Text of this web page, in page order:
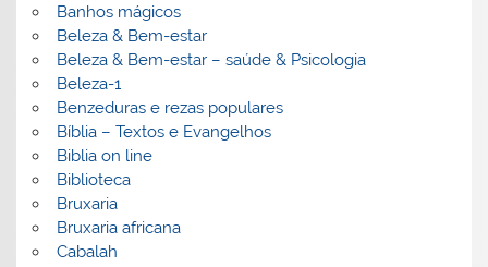
Banhos mágicos
Beleza & Bem-estar
Beleza & Bem-estar – saúde & Psicologia
Beleza-1
Benzeduras e rezas populares
Bíblia – Textos e Evangelhos
Biblia on line
Biblioteca
Bruxaria
Bruxaria africana
Cabalah